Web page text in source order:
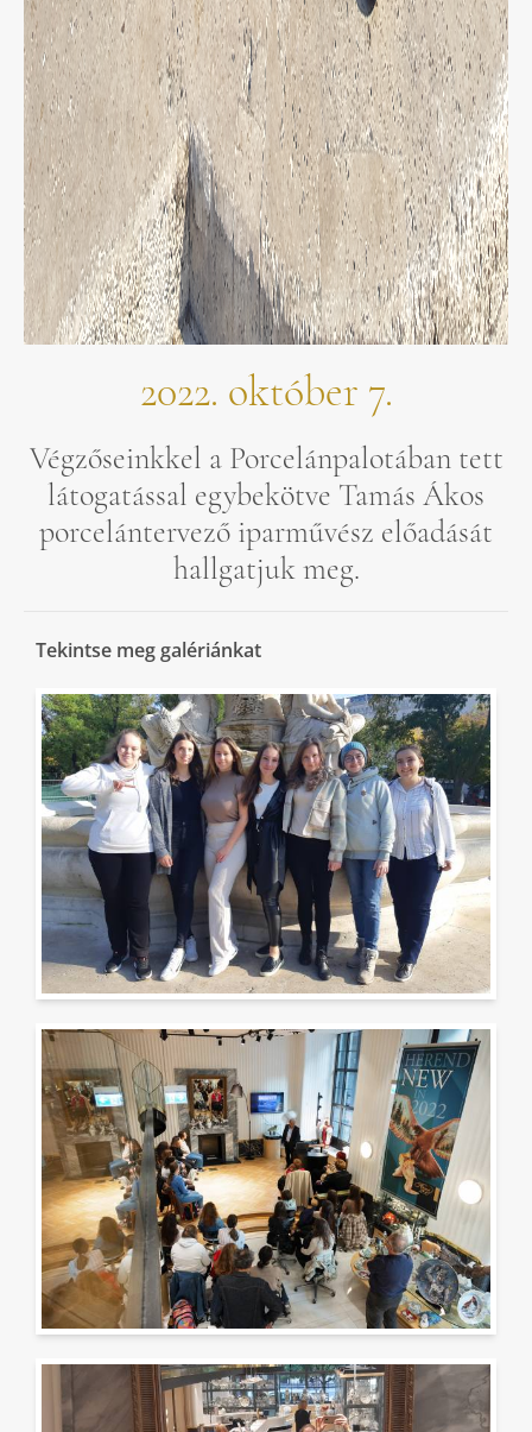
2022. október 7.
Végzőseinkkel a Porcelánpalotában tett
látogatással egybekötve Tamás Ákos
porcelántervező iparművész előadását
hallgatjuk meg.
Tekintse meg galériánkat